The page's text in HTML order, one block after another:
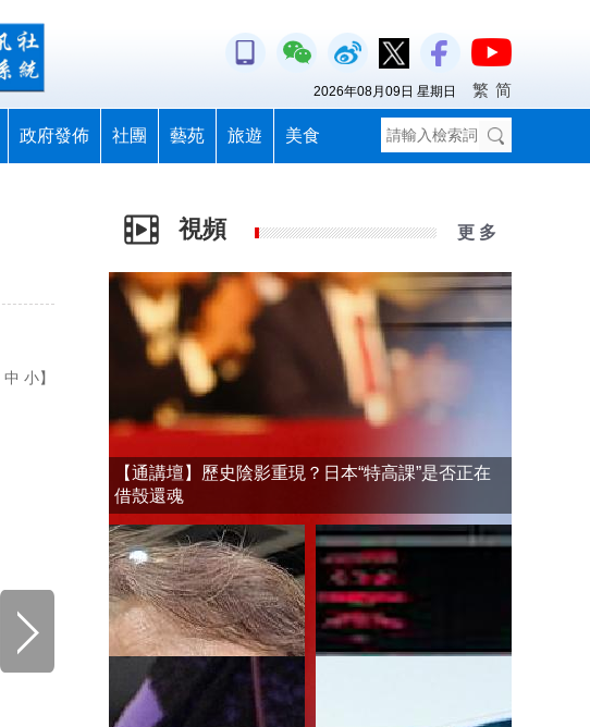
政府發佈 社團 藝苑 旅遊 美食
2026年08月09日 星期日 繁 简
中 小】
視頻 更 多
【通講壇】歷史陰影重現？日本“特高課”是否正在
借殼還魂